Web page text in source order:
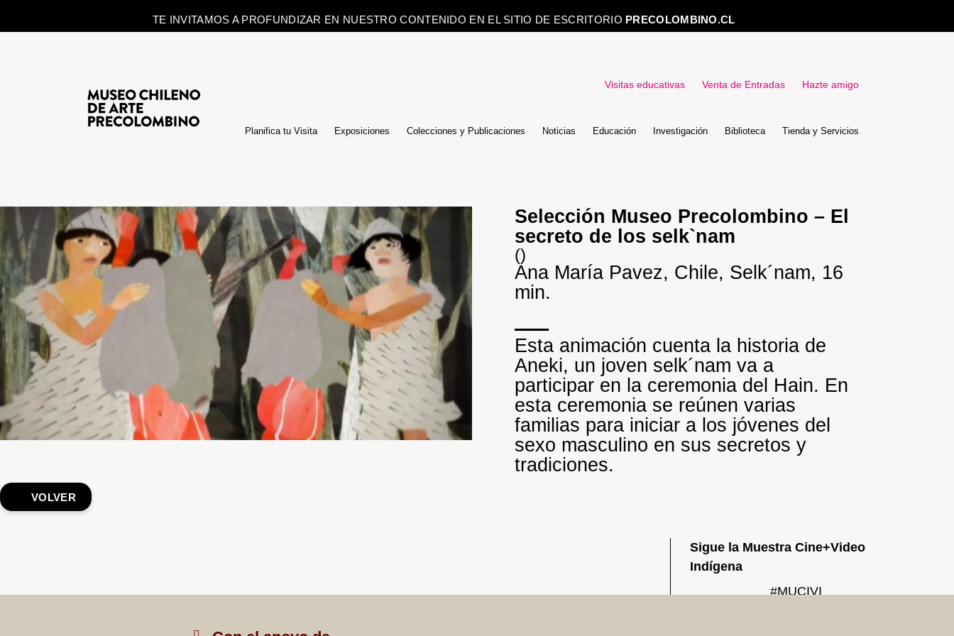
TE INVITAMOS A PROFUNDIZAR EN NUESTRO CONTENIDO EN EL SITIO DE ESCRITORIO PRECOLOMBINO.CL
Visitas educativas Venta de Entradas Hazte amigo
Planifica tu Visita Exposiciones Colecciones y Publicaciones Noticias Educación Investigación Biblioteca Tienda y Servicios
VOLVER
Selección Museo Precolombino – El
secreto de los selk`nam
()
Ana María Pavez, Chile, Selk´nam, 16
min.
Esta animación cuenta la historia de
Aneki, un joven selk´nam va a
participar en la ceremonia del Hain. En
esta ceremonia se reúnen varias
familias para iniciar a los jóvenes del
sexo masculino en sus secretos y
tradiciones.
Sigue la Muestra Cine+Video
Indígena
#MUCIVI